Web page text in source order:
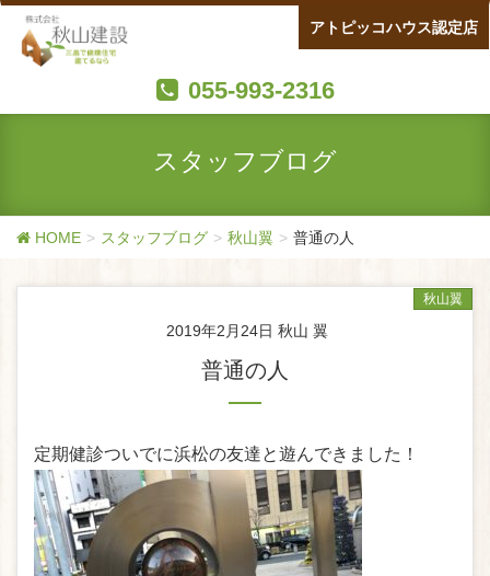
055-993-2316
アトピッコハウス認定店
スタッフブログ
HOME スタッフブログ 秋山翼 普通の人
2019年2月24日 秋山 翼
秋山翼
普通の人
定期健診ついでに浜松の友達と遊んできました！